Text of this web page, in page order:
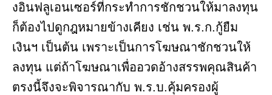
งอินฟลูเอนเซอร์ที่กระทำการชักชวนให้มาลงทุน
ก็ต้องไปดูกฎหมายข้างเคียง เช่น พ.ร.ก.กู้ยืม
เงินฯ เป็นต้น เพราะเป็นการโฆษณาชักชวนให้
ลงทุน แต่ถ้าโฆษณาเพื่ออวดอ้างสรรพคุณสินค้า
ตรงนี้จึงจะพิจารณากับ พ.ร.บ.คุ้มครองผู้